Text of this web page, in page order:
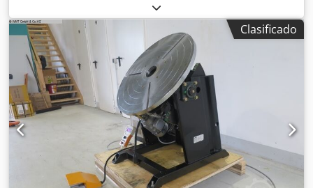
rotación: 0,1 - 1,0 RPM Ajuste de altura: 1100 - 1550 mm
Par de torsión en el plato giratorio: 4000 Nm Potencia del
motor: 1,1 / 0,75 kW Corriente de soldadura: 500 amperios
- Ajuste de altura manual. - Transmisión autoblocante, lo
que reduce al mínimo el movimiento hacia adelante y
hacia atrás en caso de carga excéntrica. - Componentes
electrónicos de Schneider, Siemens y Delta. - Velocidad
variable y continua del plato giratorio, controlada por
frecuencia. Dcjdpfxjfv Ayvj Am Ajk - Alta estabilidad gracias
a la construcción robusta. - Certificado CE. La serie D-HBE
se suministra como versión estándar con un mando a
distancia por cable y un interruptor de pedal. Transmisión
de la corriente de soldadura para un máximo de 500
Clasificado